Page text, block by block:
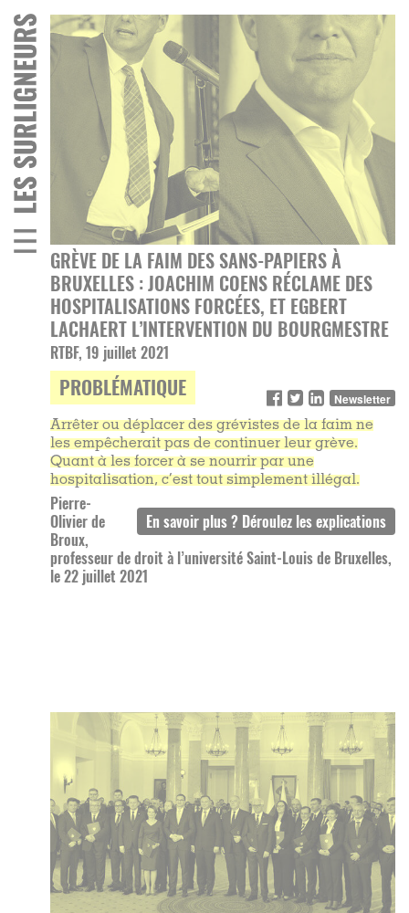
GRÈVE DE LA FAIM DES SANS-PAPIERS À
BRUXELLES : JOACHIM COENS RÉCLAME DES
HOSPITALISATIONS FORCÉES, ET EGBERT
LACHAERT L’INTERVENTION DU BOURGMESTRE
RTBF, 19 juillet 2021
PROBLÉMATIQUE Newsletter
Arrêter ou déplacer des grévistes de la faim ne
les empêcherait pas de continuer leur grève.
Quant à les forcer à se nourrir par une
hospitalisation, c’est tout simplement illégal.
Pierre-
Olivier de
Broux,
professeur de droit à l’université Saint-Louis de Bruxelles,
le 22 juillet 2021